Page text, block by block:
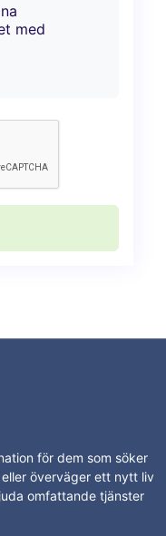
med
för dem som söker
överväger ett nytt liv
omfattande tjänster